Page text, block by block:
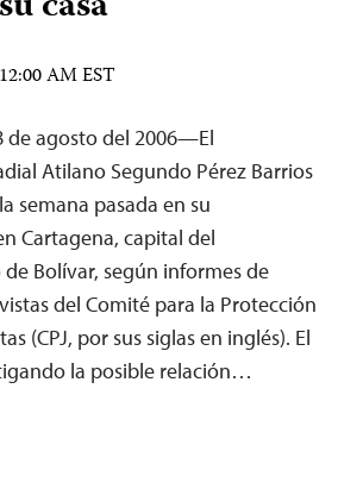
AM EST
de agosto del 2006—El
Atilano Segundo Pérez Barrios
semana pasada en su
Cartagena, capital del
Bolívar, según informes de
del Comité para la Protección
(CPJ, por sus siglas en inglés). El
la posible relación…